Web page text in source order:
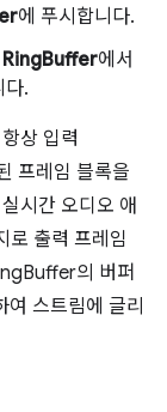
에 푸시합니다.
에서
다.
상 입력
프레임 블록을
시간 오디오 애
로 출력 프레임
의 버퍼
스트림에 글리